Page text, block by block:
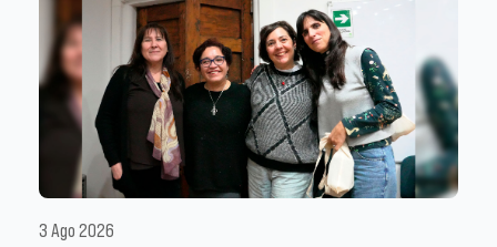
3 Ago 2026